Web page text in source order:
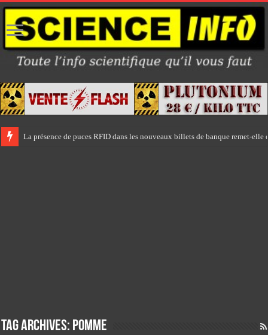
La présence de puces RFID dans les nouveaux billets de banque remet-
Tag Archives: pomme